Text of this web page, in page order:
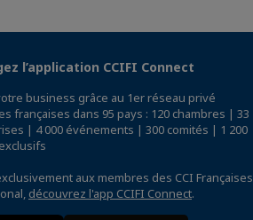
l’application CCIFI Connect
business grâce au 1er réseau privé
françaises dans 95 pays : 120 chambres | 33
| 4 000 événements | 300 comités | 1 200
aux membres des CCI Françaises
découvrez l'app CCIFI Connect.